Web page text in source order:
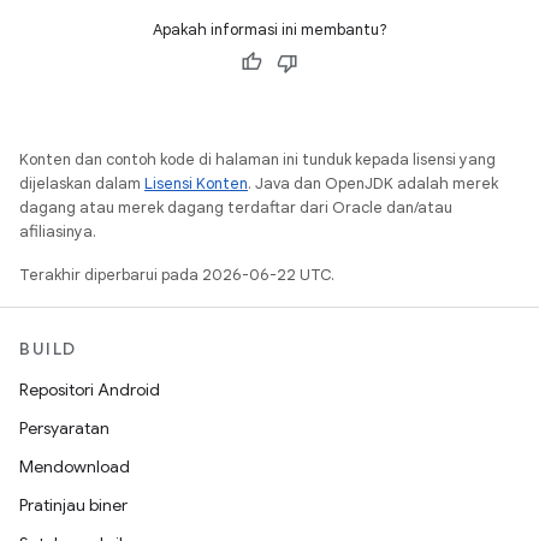
Apakah informasi ini membantu?
Konten dan contoh kode di halaman ini tunduk kepada lisensi yang
dijelaskan dalam Lisensi Konten. Java dan OpenJDK adalah merek
dagang atau merek dagang terdaftar dari Oracle dan/atau
afiliasinya.
Terakhir diperbarui pada 2026-06-22 UTC.
BUILD
Repositori Android
Persyaratan
Mendownload
Pratinjau biner